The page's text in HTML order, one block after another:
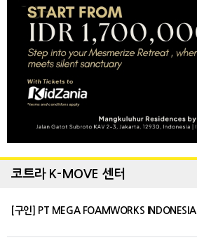
코트라 K-MOVE 센터
[구인] PT MEGA FOAMWORKS INDONESIA